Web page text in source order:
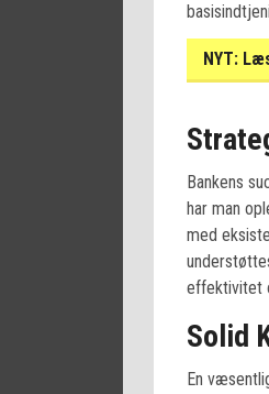
NYT:
Bankens
har man
med
effektivitet
Solid
En